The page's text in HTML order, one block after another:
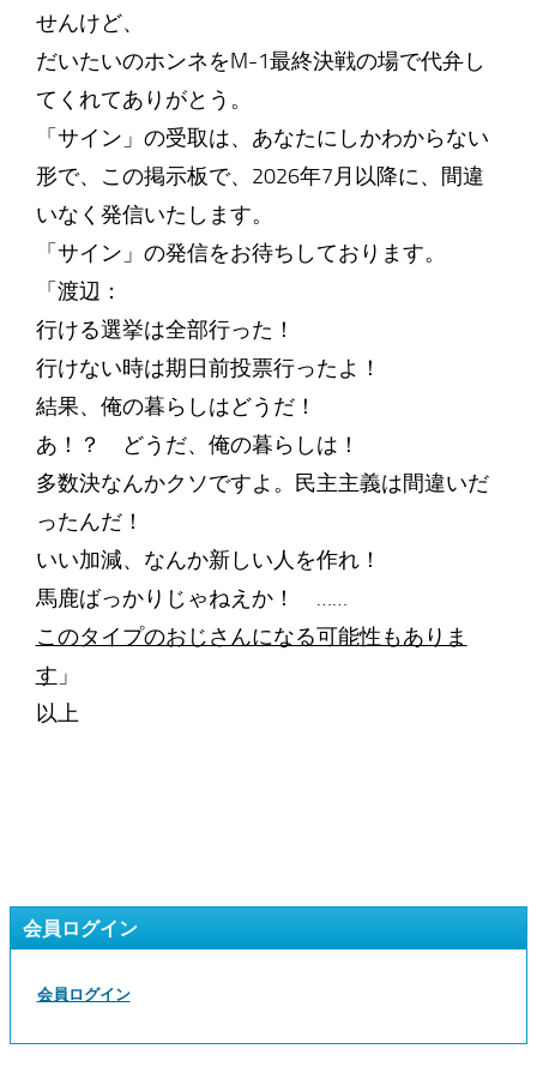
せんけど、
だいたいのホンネをM-1最終決戦の場で代弁し
てくれてありがとう。
「サイン」の受取は、あなたにしかわからない
形で、この掲示板で、2026年7月以降に、間違
いなく発信いたします。
「サイン」の発信をお待ちしております。
「渡辺：
行ける選挙は全部行った！
行けない時は期日前投票行ったよ！
結果、俺の暮らしはどうだ！
あ！？ どうだ、俺の暮らしは！
多数決なんかクソですよ。民主主義は間違いだ
ったんだ！
いい加減、なんか新しい人を作れ！
馬鹿ばっかりじゃねえか！ ……
このタイプのおじさんになる可能性もありま
す 」
以上
会員ログイン
会員ログイン